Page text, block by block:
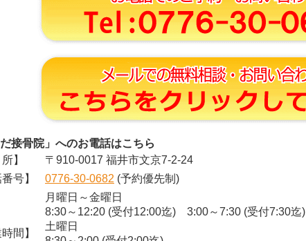
だ接骨院」へのお電話はこちら
】
〒910-0017 福井市文京7-2-24
号】
0776-30-0682 (予約優先制)
間】
月曜日～金曜日
8:30～12:20 (受付12:00迄) 3:00～7:30 (受付7:30迄)
土曜日